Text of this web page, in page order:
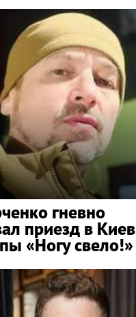
гневно
приезд в Киев
«Ногу свело!»